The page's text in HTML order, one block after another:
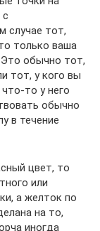
случае тот,
только ваша
Это обычно тот,
тот, у кого вы
то у него
обычно
в течение
цвет, то
или
а желток по
на то,
иногда